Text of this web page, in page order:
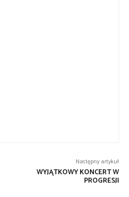
Następny artykuł
WYJĄTKOWY KONCERT W
PROGRESJI